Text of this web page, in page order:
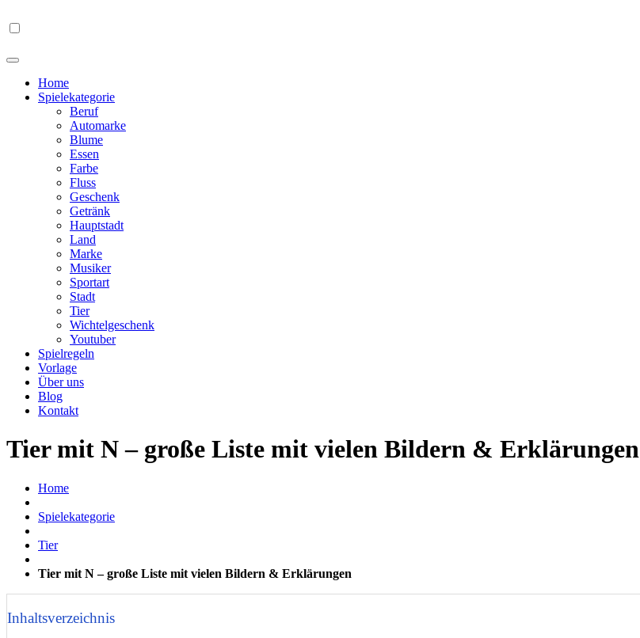
Home
Spielekategorie
Beruf
Automarke
Blume
Essen
Farbe
Fluss
Geschenk
Getränk
Hauptstadt
Land
Marke
Musiker
Sportart
Stadt
Tier
Wichtelgeschenk
Youtuber
Spielregeln
Vorlage
Über uns
Blog
Kontakt
Tier mit N – große Liste mit vielen Bildern & Erklärungen
Home
Spielekategorie
Tier
Tier mit N – große Liste mit vielen Bildern & Erklärungen
Inhaltsverzeichnis